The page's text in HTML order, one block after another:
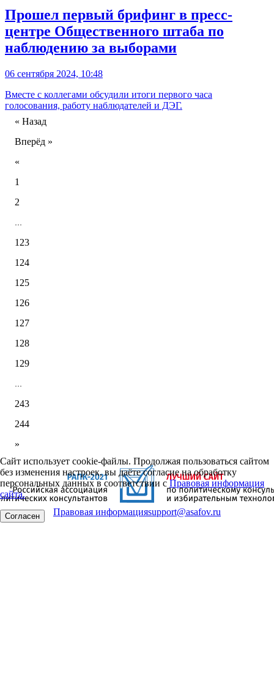
Прошел первый брифинг в пресс-
центре Общественного штаба по
наблюдению за выборами
06 сентября 2024, 10:48
Вместе с коллегами обсудили итоги первого часа
голосования, работу наблюдателей и ДЭГ.
« Назад
Вперёд »
«
1
2
...
123
124
125
126
127
128
129
...
243
244
»
Сайт использует cookie-файлы. Продолжая пользоваться сайтом
без изменения настроек, вы даёте согласие на обработку
персональных данных в соответствии сПравовая информация
сайта.
Согласен Правовая информацияsupport@asafov.ru